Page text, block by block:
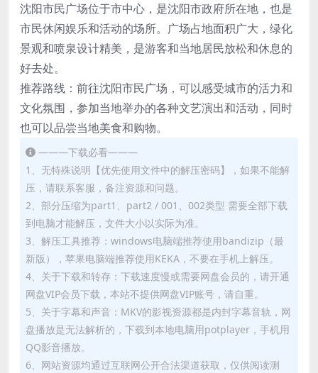
沈阳市民广场位于市中心，是沈阳市政府所在地，也是
市民休闲娱乐和活动的场所。广场占地面积广大，绿化
景观和喷泉设计精美，是游客和当地居民放松和休息的
好去处。
推荐路线：前往沈阳市民广场，可以感受城市的活力和
文化氛围，参加当地举办的各种文艺演出和活动，同时
也可以品尝当地美食和购物。
———下载必看———
1、无特殊说明【优先使用文件中的解压密码】，如果不能解
压，请联系客服，备注资源和问题。
2、部分压缩为part1、part2 / 001、002类型 需要全部下载
到电脑才能解压，文件大小以实际为准。
3、解压工具推荐：windows电脑端推荐使用bandizip（最
新版），苹果电脑端推荐使用KEKA，不要在手机上解压。
4、关于下载和转存：下载速度慢或需要网盘会员的，请开通
网盘VIP会员下载，本站不提供网盘VIP账号，请自重。
5、关于字幕和声音：MKV的影视资源都是内封字幕音轨，网
盘播放是无法解析的，下载到本地电脑用potplayer，手机用
QQ影音播放。
6、网站资源均通过互联网公开合法渠道获取，仅供阅读测